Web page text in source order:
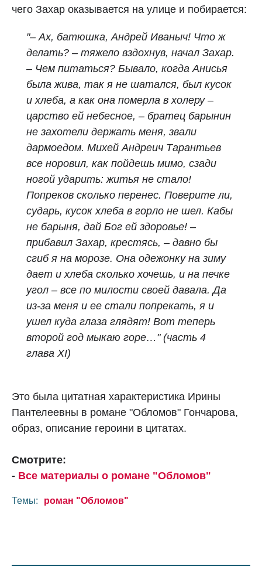
чего Захар оказывается на улице и побирается:
"– Ах, батюшка, Андрей Иваныч! Что ж
делать? – тяжело вздохнув, начал Захар.
– Чем питаться? Бывало, когда Анисья
была жива, так я не шатался, был кусок
и хлеба, а как она померла в холеру –
царство ей небесное, – братец барынин
не захотели держать меня, звали
дармоедом. Михей Андреич Тарантьев
все норовил, как пойдешь мимо, сзади
ногой ударить: житья не стало!
Попреков сколько перенес. Поверите ли,
сударь, кусок хлеба в горло не шел. Кабы
не барыня, дай Бог ей здоровье! –
прибавил Захар, крестясь, – давно бы
сгиб я на морозе. Она одежонку на зиму
дает и хлеба сколько хочешь, и на печке
угол – все по милости своей давала. Да
из‑за меня и ее стали попрекать, я и
ушел куда глаза глядят! Вот теперь
второй год мыкаю горе…" (часть 4
глава XI)
Это была цитатная характеристика Ирины
Пантелеевны в романе "Обломов" Гончарова,
образ, описание героини в цитатах.
Смотрите:
- Все материалы о романе "Обломов"
Темы: роман "Обломов"